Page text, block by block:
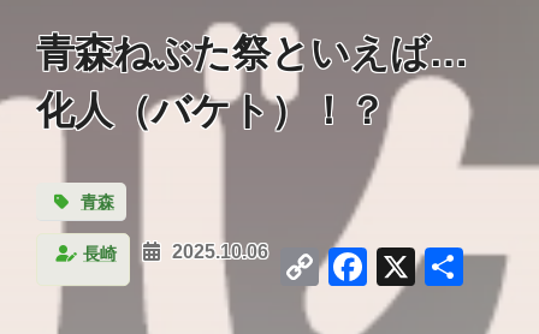
青森ねぶた祭といえば…
化人（バケト）！？
青森
長崎 2025.10.06 Copy
Link
Facebook
X 共
有